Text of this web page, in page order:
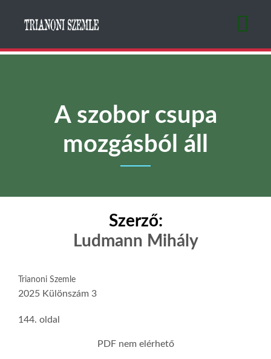
A szobor csupa
mozgásból áll
Szerző:
Ludmann Mihály
Trianoni Szemle
2025 Különszám 3
144. oldal
PDF nem elérhető